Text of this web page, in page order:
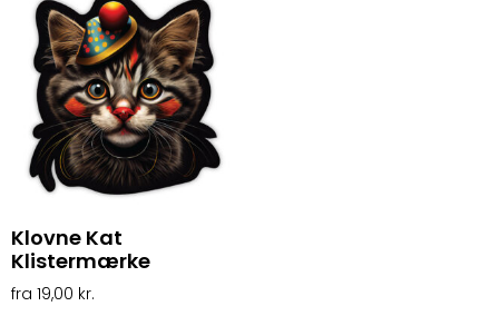
Klovne Kat
Klistermærke
19,00 kr.